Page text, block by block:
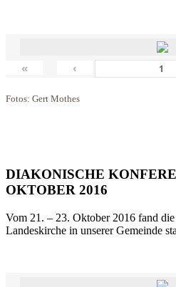
« ‹
Fotos: Gert Mothes
DIAKONISCHE
OKTOBER 2016
Vom 21. – 23. Oktober 2016 fand
Landeskirche in unserer Gemeinde